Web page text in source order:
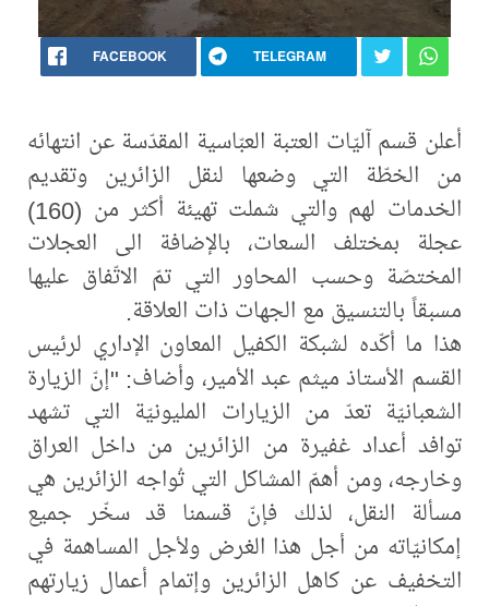
FACEBOOK TELEGRAM
أعلن قسم آليّات العتبة العبّاسية المقدّسة عن انتهائه
من الخطّة التي وضعها لنقل الزائرين وتقديم
الخدمات لهم والتي شملت تهيئة أكثر من (160)
عجلة بمختلف السعات، بالإضافة الى العجلات
المختصّة وحسب المحاور التي تمّ الاتّفاق عليها
مسبقاً بالتنسيق مع الجهات ذات العلاقة.
هذا ما أكّده لشبكة الكفيل المعاون الإداري لرئيس
القسم الأستاذ ميثم عبد الأمير، وأضاف: "إنّ الزيارة
الشعبانيّة تعدّ من الزيارات المليونيّة التي تشهد
توافد أعداد غفيرة من الزائرين من داخل العراق
وخارجه، ومن أهمّ المشاكل التي تُواجه الزائرين هي
مسألة النقل، لذلك فإنّ قسمنا قد سخّر جميع
إمكانيّاته من أجل هذا الغرض ولأجل المساهمة في
التخفيف عن كاهل الزائرين وإتمام أعمال زيارتهم